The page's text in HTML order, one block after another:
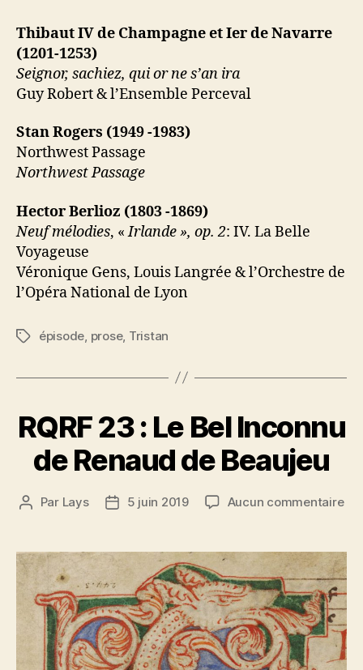
Thibaut IV de Champagne et Ier de Navarre
(1201-1253)
Seignor, sachiez, qui or ne s’an ira
Guy Robert & l’Ensemble Perceval
Stan Rogers (1949 -1983)
Northwest Passage
Northwest Passage
Hector Berlioz (1803 -1869)
Neuf mélodies, «Irlande », op. 2: IV. La Belle
Voyageuse
Véronique Gens, Louis Langrée & l’Orchestre de
l’Opéra National de Lyon
Étiquettes
épisode prose, Tristan
RQRF 23 : Le Bel Inconnu
de Renaud de Beaujeu
Auteur
Par Lays
Date5 juin 2019 Aucun commentairesur
:
Le
Bel
de
de